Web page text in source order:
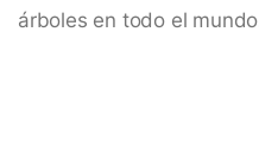
árboles en todo el